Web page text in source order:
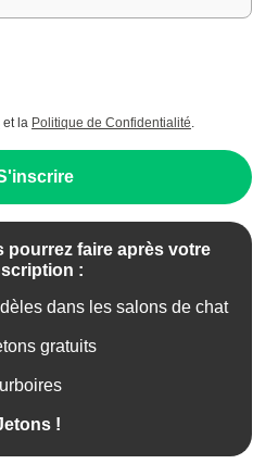
et la Politique de Confidentialité.
pourrez faire après votre
:
dans les salons de chat
gratuits
!